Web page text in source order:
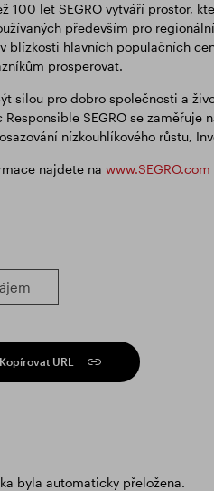
100 let SEGRO vytváří prostor,
především pro
blízkosti hlavních populačních
prosperovat.
silou pro dobro společnosti a
Responsible SEGRO se
nízkouhlíkového růstu,
najdete na www.SEGRO.com
Kopírovat URL
byla automaticky přeložena.